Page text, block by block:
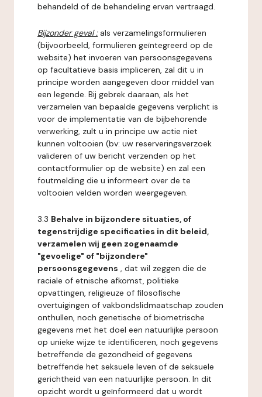
behandeld of de behandeling ervan vertraagd.
Bijzonder geval : als verzamelingsformulieren
(bijvoorbeeld, formulieren geïntegreerd op de
website) het invoeren van persoonsgegevens
op facultatieve basis impliceren, zal dit u in
principe worden aangegeven door middel van
een legende. Bij gebrek daaraan, als het
verzamelen van bepaalde gegevens verplicht is
voor de implementatie van de bijbehorende
verwerking, zult u in principe uw actie niet
kunnen voltooien (bv: uw reserveringsverzoek
valideren of uw bericht verzenden op het
contactformulier op de website) en zal een
foutmelding die u informeert over de te
voltooien velden worden weergegeven.
3.3 Behalve in bijzondere situaties, of
tegenstrijdige specificaties in dit beleid,
verzamelen wij geen zogenaamde
"gevoelige" of "bijzondere"
persoonsgegevens , dat wil zeggen die de
raciale of etnische afkomst, politieke
opvattingen, religieuze of filosofische
overtuigingen of vakbondslidmaatschap zouden
onthullen, noch genetische of biometrische
gegevens met het doel een natuurlijke persoon
op unieke wijze te identificeren, noch gegevens
betreffende de gezondheid of gegevens
betreffende het seksuele leven of de seksuele
gerichtheid van een natuurlijke persoon. In dit
opzicht wordt u geïnformeerd dat u wordt